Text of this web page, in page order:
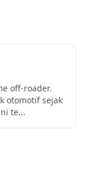
off-roader.
otomotif sejak
te...